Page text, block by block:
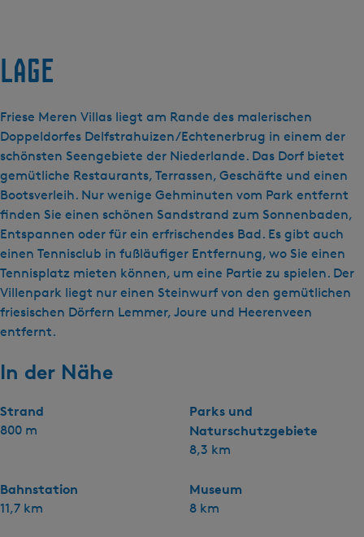
Lage
Friese Meren Villas liegt am Rande des malerischen
Doppeldorfes Delfstrahuizen/Echtenerbrug in einem der
schönsten Seengebiete der Niederlande. Das Dorf bietet
gemütliche Restaurants, Terrassen, Geschäfte und einen
Bootsverleih. Nur wenige Gehminuten vom Park entfernt
finden Sie einen schönen Sandstrand zum Sonnenbaden,
Entspannen oder für ein erfrischendes Bad. Es gibt auch
einen Tennisclub in fußläufiger Entfernung, wo Sie einen
Tennisplatz mieten können, um eine Partie zu spielen. Der
Villenpark liegt nur einen Steinwurf von den gemütlichen
friesischen Dörfern Lemmer, Joure und Heerenveen
entfernt.
In der Nähe
Strand
800 m
Parks und
Naturschutzgebiete
8,3 km
Bahnstation
11,7 km
Museum
8 km